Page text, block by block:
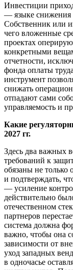
Инвестиции
— языке снижения
Собственник или
чего вложенные
проектах
конкретными
отчетности,
фонда оплаты
инструмент
снижать
отпадают сами
управляемость и
Какие
2027 гг.
Здесь два важных
требований к
обязаны не только
и подтверждать,
— усиление
действительно
отечественном
партнеров
система должна
важно, чтобы она
зависимости от
уход западных
в одночасье